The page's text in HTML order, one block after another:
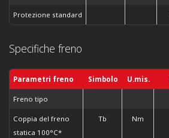
Protezione standard
Specifiche freno
Parametri freno Simbolo U.mis.
Freno tipo
Coppia del freno
statica 100°C*
Tb Nm